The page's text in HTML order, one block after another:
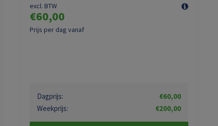
Prijs per dag vanaf
€60,00
excl. BTW
Dagprijs:
€60,00
Weekprijs:
€200,00